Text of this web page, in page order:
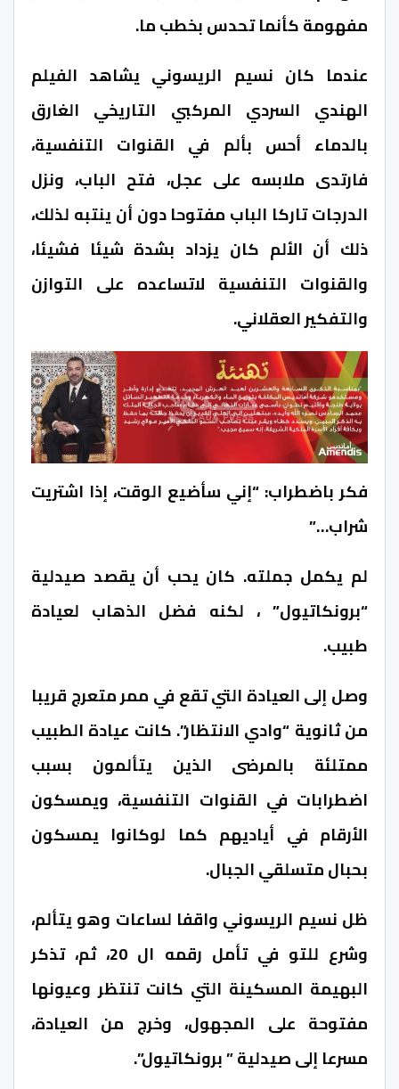
مفهومة كأنما تحدس بخطب ما.
عندما كان نسيم الريسوني يشاهد الفيلم
الهندي السردي المركبي التاريخي الغارق
بالدماء أحس بألم في القنوات التنفسية،
فارتدى ملابسه على عجل، فتح الباب، ونزل
الدرجات تاركا الباب مفتوحا دون أن ينتبه لذلك،
ذلك أن الألم كان يزداد بشدة شيئا فشيئا،
والقنوات التنفسية لاتساعده على التوازن
والتفكير العقلاني.
فكر باضطراب: “إني سأضيع الوقت، إذا اشتريت
شراب…”
لم يكمل جملته. كان يحب أن يقصد صيدلية
“برونكاتيول” ، لكنه فضل الذهاب لعيادة
طبيب.
وصل إلى العيادة التي تقع في ممر متعرج قريبا
من ثانوية “وادي الانتظار”. كانت عيادة الطبيب
ممتلئة بالمرضى الذين يتألمون بسبب
اضطرابات في القنوات التنفسية، ويمسكون
الأرقام في أياديهم كما لوكانوا يمسكون
بحبال متسلقي الجبال.
ظل نسيم الريسوني واقفا لساعات وهو يتألم،
وشرع للتو في تأمل رقمه ال 20، ثم، تذكر
البهيمة المسكينة التي كانت تنتظر وعيونها
مفتوحة على المجهول، وخرج من العيادة،
مسرعا إلى صيدلية ” برونكاتيول”.